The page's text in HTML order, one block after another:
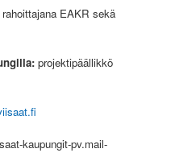
EAKR sekä
projektipäällikkö
kaupungit-pv.mail-